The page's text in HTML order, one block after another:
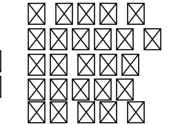
갈 경우, 그
물체에게는 파
멸적 영향이
가해지겠지